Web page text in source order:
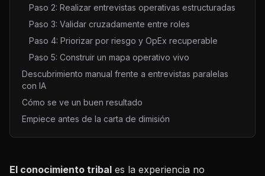
Paso 2: Realizar entrevistas operativas estructuradas
Paso 3: Validar cruzadamente entre roles
Paso 4: Priorizar por riesgo y OpEx recuperable
Paso 5: Construir un mapa operativo vivo
Descubrimiento manual frente a entrevistas paralelas
con IA
Cómo se ve un buen resultado
Empiece antes de la carta de dimisión
El conocimiento tribal es la experiencia no